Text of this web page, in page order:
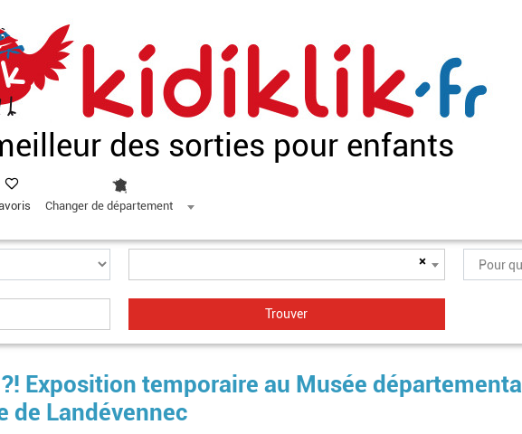
des sorties pour enfants
Changer de département
×
Exposition temporaire au Musée départemental
de Landévennec